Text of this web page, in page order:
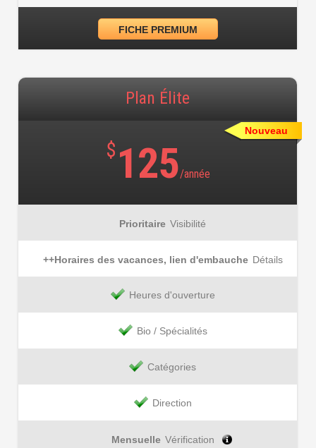
FICHE PREMIUM
Nouveau
Plan Élite
$ 125/année
Prioritaire Visibilité
++Horaires des vacances, lien d'embauche Détails
Heures d'ouverture
Bio / Spécialités
Catégories
Direction
Mensuelle Vérification